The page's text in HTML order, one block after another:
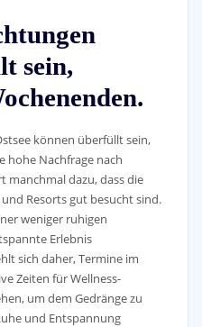
sein,
können überfüllt sein,
hohe Nachfrage nach
manchmal dazu, dass die
Resorts gut besucht sind.
weniger ruhigen
Erlebnis
sich daher, Termine im
Zeiten für Wellness-
um dem Gedränge zu
und Entspannung